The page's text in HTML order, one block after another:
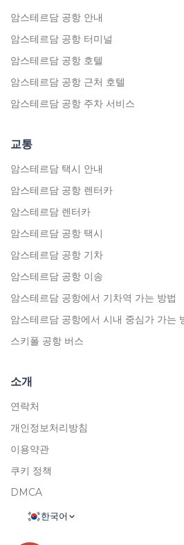
암스테르담 공항 안내
암스테르담 공항 터미널
암스테르담 공항 호텔
암스테르담 공항 근처 호텔
암스테르담 공항 주차 서비스
교통
암스테르담 택시 안내
암스테르담 공항 렌터카
암스테르담 렌터카
암스테르담 공항 택시
암스테르담 공항 기차
암스테르담 공항 이송
암스테르담 공항에서 기차역 가는 방법
암스테르담 공항에서 시내 중심가 가는
스키폴 공항 버스
소개
연락처
개인정보처리방침
이용약관
쿠키 정책
DMCA
한국어